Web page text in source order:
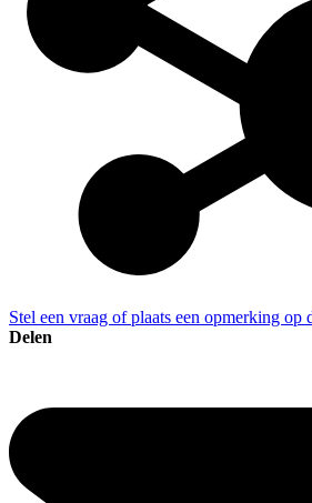
Stel een vraag of plaats een opmerking op
Delen